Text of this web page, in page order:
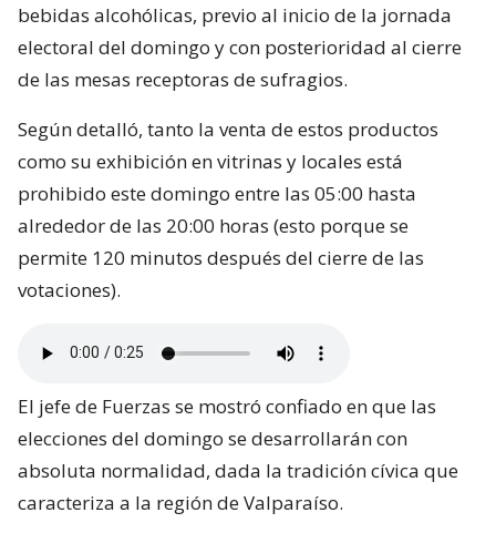
bebidas alcohólicas, previo al inicio de la jornada
electoral del domingo y con posterioridad al cierre
de las mesas receptoras de sufragios.
Según detalló, tanto la venta de estos productos
como su exhibición en vitrinas y locales está
prohibido este domingo entre las 05:00 hasta
alrededor de las 20:00 horas (esto porque se
permite 120 minutos después del cierre de las
votaciones).
El jefe de Fuerzas se mostró confiado en que las
elecciones del domingo se desarrollarán con
absoluta normalidad, dada la tradición cívica que
caracteriza a la región de Valparaíso.